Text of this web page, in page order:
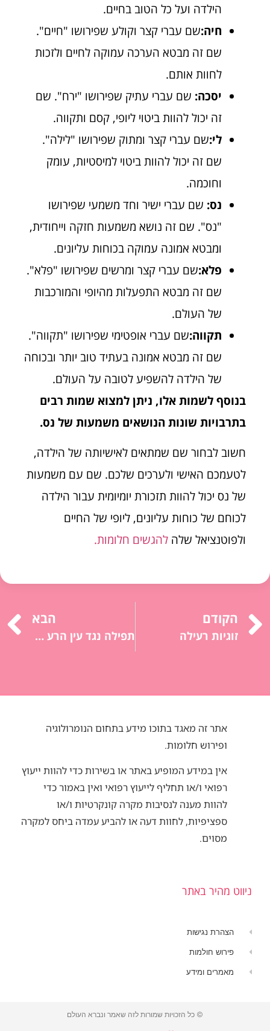
הילדה ועל כל הטוב בחיים.
חיה:שם עברי קצר וקולע שפירושו "חיים".
שם זה מבטא הערכה עמוקה לחיים ולזכות
לחוות אותם.
יסכה: שם עברי עתיק שפירושו "ירח". שם
זה יכול להוות ביטוי ליופי, קסם ותקווה.
לי:שם עברי קצר ומתוק שפירושו "לילה".
שם זה יכול להוות ביטוי למיסטיות, עומק
וחוכמה.
נס: שם עברי ישיר וחד משמעי שפירושו
"נס". שם זה נושא משמעות חזקה וייחודית,
ומבטא אמונה עמוקה בכוחות עליונים.
פלא:שם עברי קצר ומרשים שפירושו "פלא".
שם זה מבטא התפעלות מהיופי והמורכבות
של העולם.
תקווה:שם עברי אופטימי שפירושו "תקווה".
שם זה מבטא אמונה בעתיד טוב יותר ובכוחה
של הילדה להשפיע לטובה על העולם.
בנוסף לשמות אלו, ניתן למצוא שמות רבים
בתרבויות שונות הנושאים משמעות של נס.
חשוב לבחור שם שמתאים לאישיותה של הילדה,
לטעמכם האישי ולערכים שלכם. שם עם משמעות
של נס יכול להוות תזכורת יומיומית עבור הילדה
לכוחם של כוחות עליונים, ליופי של החיים
ולפוטנציאל שלה להגשים חלומות.
הקודם
זוגיות רעילה
הבא
תפילה נגד עין הרע וכישוף
אתר זה מאגד בתוכו מידע בתחום הנומרולוגיה
ופירוש חלומות.
אין במידע המופיע באתר או בשירות כדי להוות ייעוץ
רפואי ו/או תחליף לייעוץ רפואי ואין באמור כדי
להוות מענה לנסיבות מקרה קונקרטיות ו/או
ספציפיות, לחוות דעה או להביע עמדה ביחס למקרה
מסוים.
ניווט מהיר באתר
הצהרת נגישות
פירוש חולמות
מאמרים ומידע
© כל הזכויות שמורות לזה שאמר ונברא העולם